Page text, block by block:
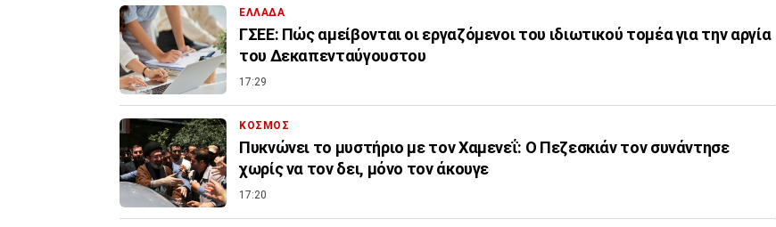
ΕΛΛΑΔΑ
ΓΣΕΕ: Πώς αμείβονται οι εργαζόμενοι του ιδιωτικού τομέα για την αργία
του Δεκαπενταύγουστου
17:29
ΚΟΣΜΟΣ
Πυκνώνει το μυστήριο με τον Χαμενεΐ: Ο Πεζεσκιάν τον συνάντησε
χωρίς να τον δει, μόνο τον άκουγε
17:20